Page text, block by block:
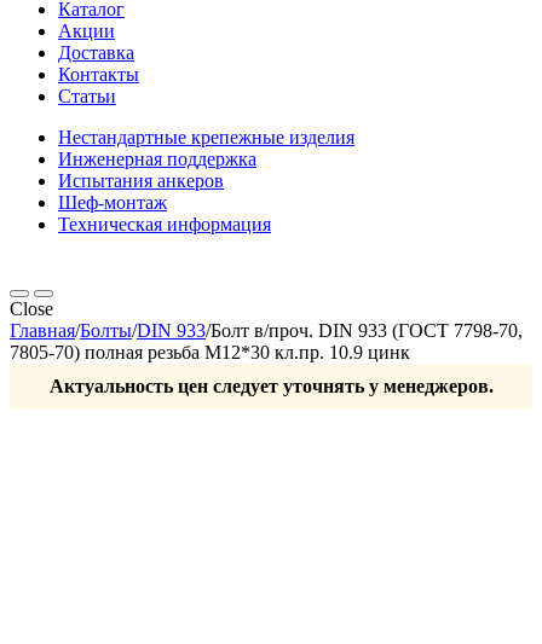
Каталог
Акции
Доставка
Контакты
Статьи
Нестандартные крепежные изделия
Инженерная поддержка
Испытания анкеров
Шеф-монтаж
Техническая информация
Close
Главная/Болты/DIN 933/Болт в/проч. DIN 933 (ГОСТ 7798-70,
7805-70) полная резьба М12*30 кл.пр. 10.9 цинк
Актуальность цен следует уточнять у менеджеров.